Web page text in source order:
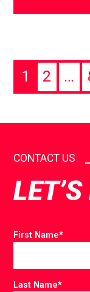
1 2 …
CONTACT US
First Name*
Last Name*